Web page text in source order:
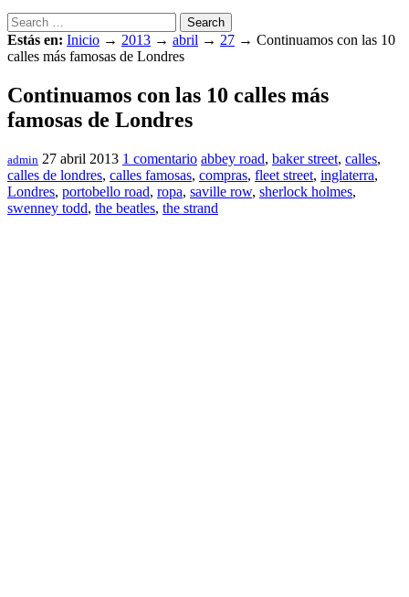
Search
Estás en: Inicio → 2013 → abril → 27 → Continuamos con las 10
calles más famosas de Londres
Continuamos con las 10 calles más
famosas de Londres
admin 27 abril 2013 1 comentario abbey road, baker street, calles,
calles de londres, calles famosas, compras, fleet street, inglaterra,
Londres, portobello road, ropa, saville row, sherlock holmes,
swenney todd, the beatles, the strand